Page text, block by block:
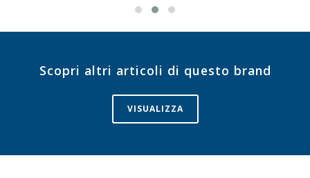
Scopri altri articoli di questo brand
VISUALIZZA